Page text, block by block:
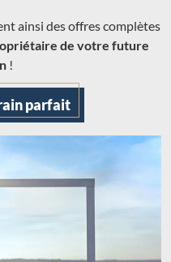
ainsi des offres complètes
de votre future
!
parfait